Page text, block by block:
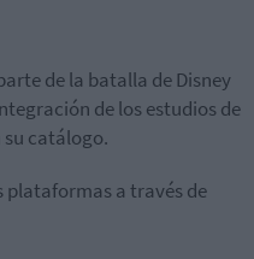
de la batalla de Disney
de los estudios de
su catálogo.
plataformas a través de